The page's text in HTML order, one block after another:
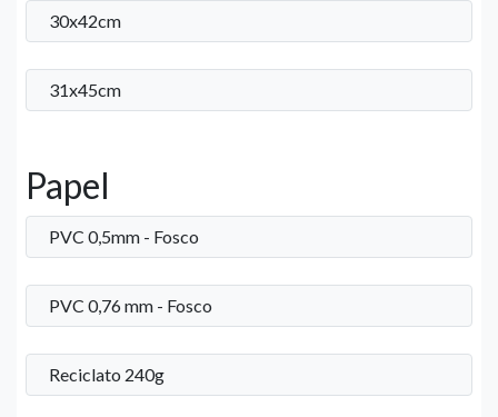
30x42cm
31x45cm
Papel
PVC 0,5mm - Fosco
PVC 0,76 mm - Fosco
Reciclato 240g